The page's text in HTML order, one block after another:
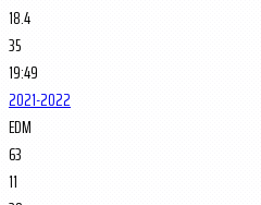
18.4
35
19:49
2021-2022
EDM
63
11